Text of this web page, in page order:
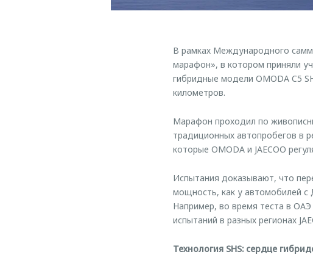
В рамках Международного
марафон», в котором приняли
гибридные модели OMODA C5
километров.
Марафон проходил по
традиционных автопробегов в
которые OMODA и JAECOO
Испытания доказывают, что
мощность, как у автомобилей с
Например, во время теста в ОАЭ
испытаний в разных регионах
Технология SHS: сердце